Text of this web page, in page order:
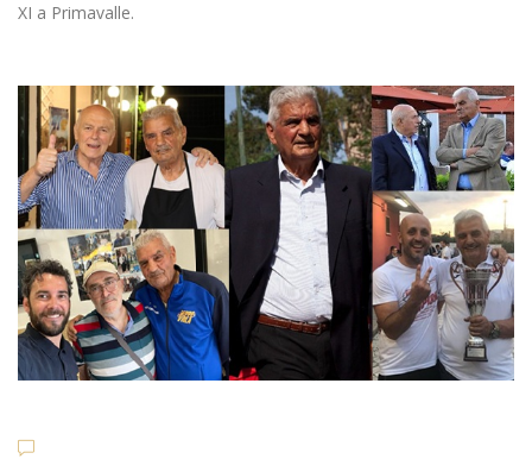
XI a Primavalle.